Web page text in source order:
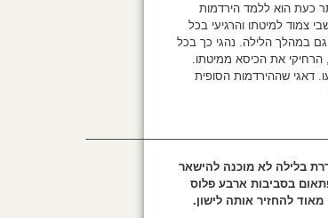
כעת הוא ללמד הירדמות
צמוד למיטתו והרגיעי בכל
גם במהלך הלילה. נהגי כך בכל
את הכיסא ממיטתו.
דאגי שההירדמות הסופית
בלילה לא מוכנה להישאר
בסביבות ארבע פלוס
להחזיר אותה לישון.